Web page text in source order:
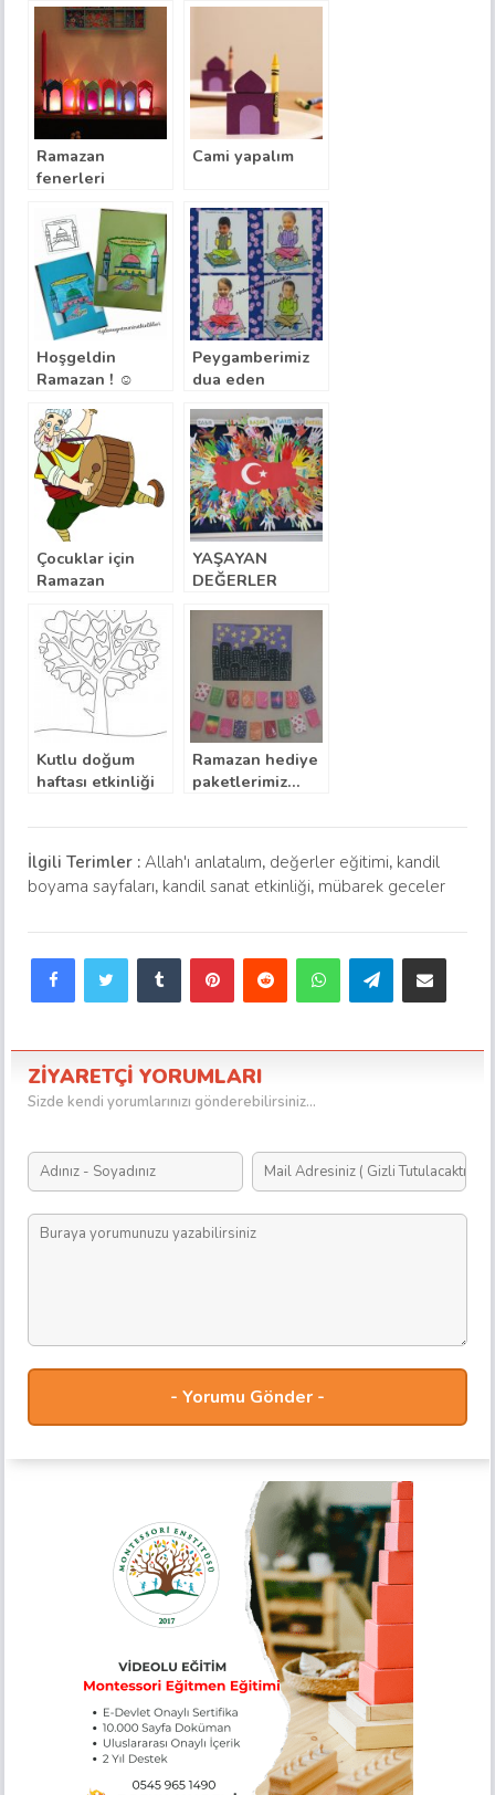
Ramazan
fenerleri
Cami yapalım
Hoşgeldin
Ramazan ! ☺
Peygamberimiz
dua eden
sever !
Çocuklar için
Ramazan
Bulmacaları
YAŞAYAN
DEĞERLER
Kutlu doğum
haftası etkinliği
ağacım
Ramazan hediye
paketlerimiz…
İlgili Terimler :Allah'ı anlatalım, değerler eğitimi, kandil
boyama sayfaları, kandil sanat etkinliği, mübarek geceler
FacebookTwitter Tumblr PinterestReddit WhatsAppTelegram
ZİYARETÇİ YORUMLARI
Sizde kendi yorumlarınızı gönderebilirsiniz...